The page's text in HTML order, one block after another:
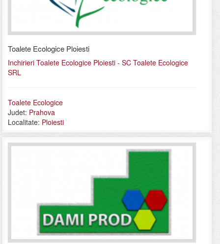
Toalete Ecologice Ploiesti
Inchirieri Toalete Ecologice Ploiesti - SC Toalete Ecologice
SRL
Toalete Ecologice
Judet: Prahova
Localitate: Ploiesti